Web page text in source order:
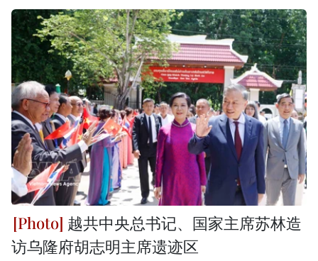
越共中央总书记、国家主席苏林造
访乌隆府胡志明主席遗迹区